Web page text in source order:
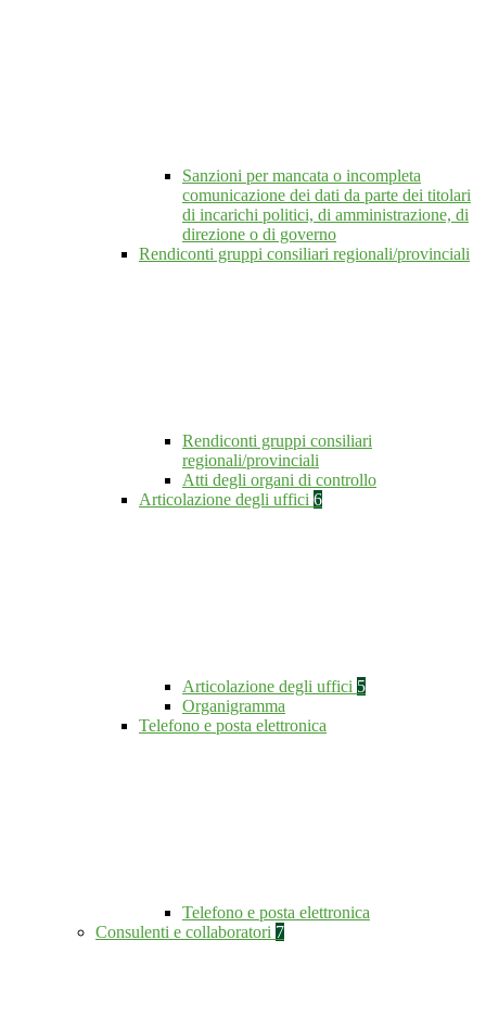
Sanzioni per mancata o incompleta
comunicazione dei dati da parte dei titolari
di incarichi politici, di amministrazione, di
direzione o di governo
Rendiconti gruppi consiliari regionali/provinciali
Rendiconti gruppi consiliari
regionali/provinciali
Atti degli organi di controllo
Articolazione degli uffici 6
Articolazione degli uffici 5
Organigramma
Telefono e posta elettronica
Telefono e posta elettronica
Consulenti e collaboratori 7